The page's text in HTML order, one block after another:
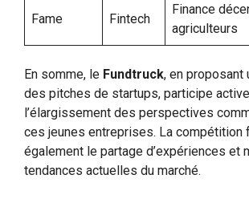
Fame Fintech
Finance
agriculteurs
En somme, le Fundtruck, en proposant
des pitches de startups, participe
l’élargissement des perspectives
ces jeunes entreprises. La compétition
également le partage d’expériences et
tendances actuelles du marché.